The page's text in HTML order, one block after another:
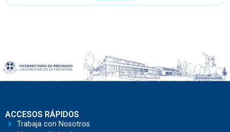
ACCESOS RÁPIDOS
Trabaja con Nosotros